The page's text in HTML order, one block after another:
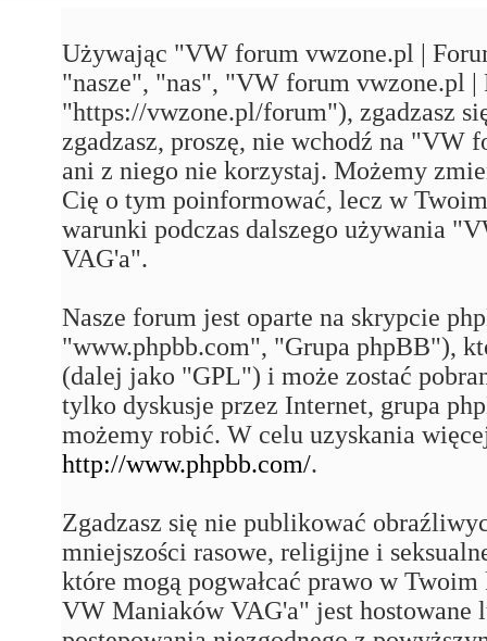
Używając "VW forum vwzone.pl |
"nasze", "nas", "VW forum vwzone.pl
"https://vwzone.pl/forum"), zgadzasz
zgadzasz, proszę, nie wchodź na
ani z niego nie korzystaj. Możemy
Cię o tym poinformować, lecz w
warunki podczas dalszego używania
VAG'a".
Nasze forum jest oparte na skrypcie
"www.phpbb.com", "Grupa phpBB"),
(dalej jako "GPL") i może zostać
tylko dyskusje przez Internet, grupa
możemy robić. W celu uzyskania
http://www.phpbb.com/.
Zgadzasz się nie publikować
mniejszości rasowe, religijne i
które mogą pogwałcać prawo w
VW Maniaków VAG'a" jest hostowane